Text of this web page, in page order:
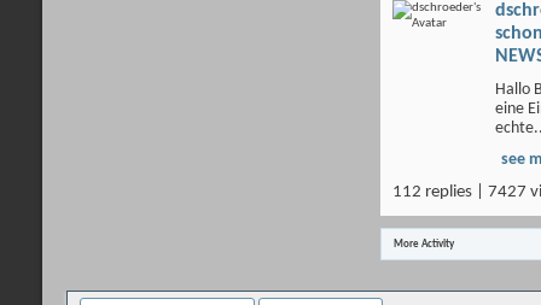
Hallo
eine
see
112 replies | 7427
More Activity